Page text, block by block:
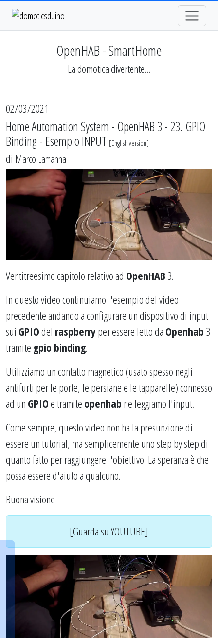
OpenHAB - SmartHome
La domotica divertente...
02/03/2021
Home Automation System - OpenHAB 3 - 23. GPIO
Binding - Esempio INPUT [English version]
di Marco Lamanna
Ventitreesimo capitolo relativo ad OpenHAB 3.
In questo video continuiamo l'esempio del video
precedente andando a configurare un dispositivo di input
sui GPIOdel raspberryper essere letto da Openhab 3
tramite gpio binding.
Utilizziamo un contatto magnetico (usato spesso negli
antifurti per le porte, le persiane e le tapparelle) connesso
ad un GPIO e tramite openhab ne leggiamo l'input.
Come sempre, questo video non ha la presunzione di
essere un tutorial, ma semplicemente uno step by step di
quanto fatto per raggiungere l'obiettivo. La speranza è che
possa essere d'aiuto a qualcuno.
Buona visione
[Guarda su YOUTUBE]